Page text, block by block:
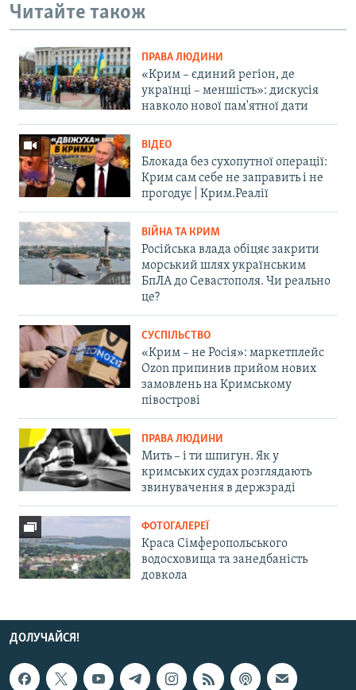
Читайте також
ПРАВА ЛЮДИНИ
«Крим – єдиний регіон, де
українці – меншість»: дискусія
навколо нової пам'ятної дати
ВІДЕО
Блокада без сухопутної операції:
Крим сам себе не заправить і не
прогодує | Крим.Реалії
ВІЙНА ТА КРИМ
Російська влада обіцяє закрити
морський шлях українським
БпЛА до Севастополя. Чи реально
це?
СУСПІЛЬСТВО
«Крим – не Росія»: маркетплейс
Ozon припинив прийом нових
замовлень на Кримському
півострові
ПРАВА ЛЮДИНИ
Мить – і ти шпигун. Як у
кримських судах розглядають
звинувачення в держзраді
ФОТОГАЛЕРЕЇ
Краса Сімферопольського
водосховища та занедбаність
довкола
ДОЛУЧАЙСЯ!